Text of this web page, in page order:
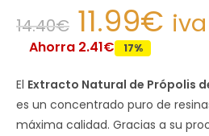
14.40€ 11.99€
Ahorra 2.41€ 17%
El Extracto Natural de Própolis
es un concentrado puro de
máxima calidad. Gracias a su